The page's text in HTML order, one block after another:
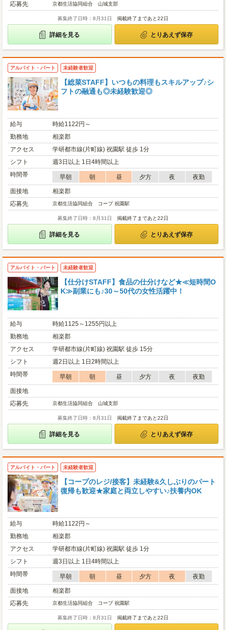
応募先
京都生活協同組合 山城支部
募集終了日時：8月31日 掲載終了まであと22日
詳細を見る とりあえず保存
アルバイト・パート 未経験者歓迎
【総菜STAFF】いつもの料理もスキルアップ♪シ
フトの融通も◎未経験歓迎◎
給与
時給1122円～
勤務地
相楽郡
アクセス
学研都市線(片町線) 祝園駅 徒歩 1分
シフト
週3日以上 1日4時間以上
時間帯
早朝 朝 昼 夕方 夜
夜勤
面接地
相楽郡
応募先
京都生活協同組合 コープ 祝園駅
募集終了日時：8月31日 掲載終了まであと22日
詳細を見る とりあえず保存
アルバイト・パート 未経験者歓迎
【仕分けSTAFF】食品の仕分けなど★≪短時間O
K≫副業にも♪30～50代の女性活躍中！
給与
時給1125～1255円以上
勤務地
相楽郡
アクセス
学研都市線(片町線) 祝園駅 徒歩 15分
シフト
週2日以上 1日2時間以上
時間帯
早朝 朝 昼 夕方 夜
夜勤
面接地
応募先
京都生活協同組合 山城支部
募集終了日時：8月31日 掲載終了まであと22日
詳細を見る とりあえず保存
アルバイト・パート 未経験者歓迎
【コープのレジ/接客】未経験&久しぶりのパート
復帰も歓迎★家庭と両立しやすい♪扶養内OK
給与
時給1122円～
勤務地
相楽郡
アクセス
学研都市線(片町線) 祝園駅 徒歩 1分
シフト
週3日以上 1日4時間以上
時間帯
早朝 朝 昼 夕方 夜
夜勤
面接地
相楽郡
応募先
京都生活協同組合 コープ 祝園駅
募集終了日時：8月31日 掲載終了まであと22日